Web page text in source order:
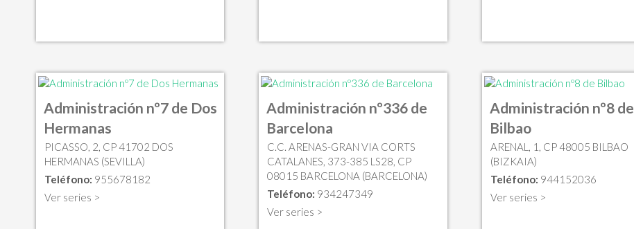
Administración nº7 de Dos
Hermanas
PICASSO, 2, CP 41702 DOS
HERMANAS (SEVILLA)
Teléfono: 955678182
Ver series >
Administración nº336 de
Barcelona
C.C. ARENAS-GRAN VIA CORTS
CATALANES, 373-385 LS28, CP
08015 BARCELONA (BARCELONA)
Teléfono: 934247349
Ver series >
Administración nº8 de
Bilbao
ARENAL, 1, CP 48005 BILBAO
(BIZKAIA)
Teléfono: 944152036
Ver series >